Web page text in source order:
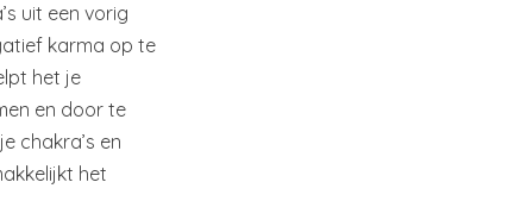
uit een vorig
karma op te
het je
en door te
chakra’s en
het